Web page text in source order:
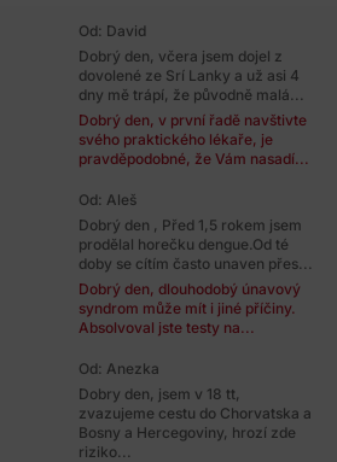
Od: David
Dobrý den, včera jsem dojel z
dovolené ze Srí Lanky a už asi 4
dny mě trápí, že původně malá...
Dobrý den, v první řadě navštivte
svého praktického lékaře, je
pravděpodobné, že Vám nasadí...
Od: Aleš
Dobrý den , Před 1,5 rokem jsem
prodělal horečku dengue.Od té
doby se cítím často unaven přes...
Dobrý den, dlouhodobý únavový
syndrom může mít i jiné příčiny.
Absolvoval jste testy na...
Od: Anezka
Dobry den, jsem v 18 tt,
zvazujeme cestu do Chorvatska a
Bosny a Hercegoviny, hrozí zde
riziko...